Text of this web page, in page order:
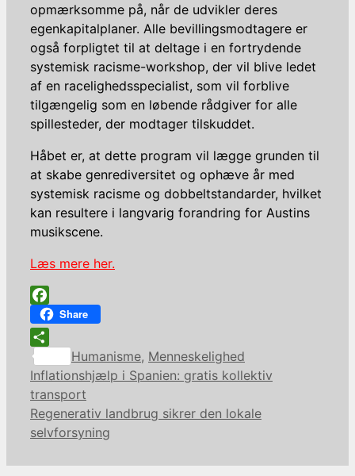
opmærksomme på, når de udvikler deres
egenkapitalplaner. Alle bevillingsmodtagere er
også forpligtet til at deltage i en fortrydende
systemisk racisme-workshop, der vil blive ledet
af en racelighedsspecialist, som vil forblive
tilgængelig som en løbende rådgiver for alle
spillesteder, der modtager tilskuddet.
Håbet er, at dette program vil lægge grunden til
at skabe genrediversitet og ophæve år med
systemisk racisme og dobbeltstandarder, hvilket
kan resultere i langvarig forandring for Austins
musikscene.
Læs mere her.
Facebook
Share
Share
Kategorier
Humanisme, Menneskelighed
Inflationshjælp i Spanien: gratis kollektiv
transport
Regenerativ landbrug sikrer den lokale
selvforsyning